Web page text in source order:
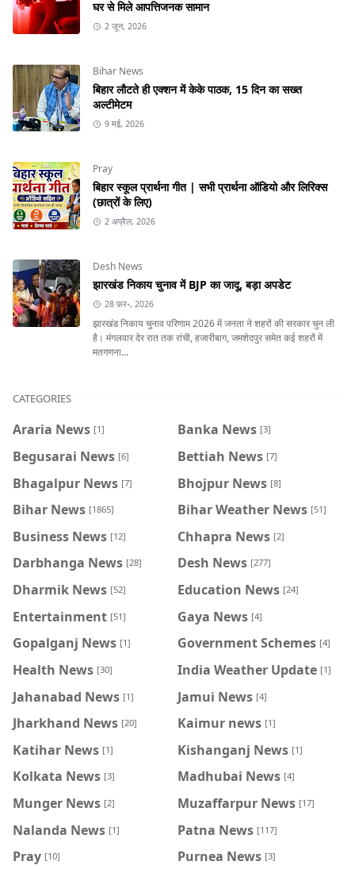
घर से मिले आपत्तिजनक सामान
2 जून, 2026
Bihar News
बिहार लौटते ही एक्शन में केके पाठक, 15 दिन का सख्त
अल्टीमेटम
9 मई, 2026
Pray
बिहार स्कूल प्रार्थना गीत | सभी प्रार्थना ऑडियो और लिरिक्स
(छात्रों के लिए)
2 अप्रैल, 2026
Desh News
झारखंड निकाय चुनाव में BJP का जादू, बड़ा अपडेट
28 फ़र॰, 2026
झारखंड निकाय चुनाव परिणाम 2026 में जनता ने शहरों की सरकार चुन ली
है। मंगलवार देर रात तक रांची, हजारीबाग, जमशेदपुर समेत कई शहरों में
मतगणना...
CATEGORIES
Araria News [1] Banka News [3]
Begusarai News [6] Bettiah News [7]
Bhagalpur News [7] Bhojpur News [8]
Bihar News [1865] Bihar Weather News [51]
Business News [12] Chhapra News [2]
Darbhanga News [28] Desh News [277]
Dharmik News [52] Education News [24]
Entertainment [51] Gaya News [4]
Gopalganj News [1] Government Schemes [4]
Health News [30] India Weather Update [1]
Jahanabad News [1] Jamui News [4]
Jharkhand News [20] Kaimur news [1]
Katihar News [1] Kishanganj News [1]
Kolkata News [3] Madhubai News [4]
Munger News [2] Muzaffarpur News [17]
Nalanda News [1] Patna News [117]
Pray [10] Purnea News [3]